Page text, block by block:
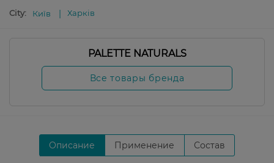
City:
Київ Харків
PALETTE NATURALS
Все товары бренда
Описание Применение Состав